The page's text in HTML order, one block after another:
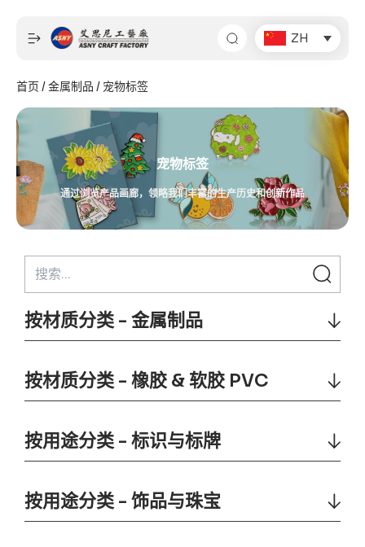
ZH
首页 /金属制品 / 宠物标签
宠物标签
通过浏览产品画廊，领略我们丰富的生产历史和创新作品
按材质分类 - 金属制品
按材质分类 - 橡胶 & 软胶 PVC
按用途分类 - 标识与标牌
按用途分类 - 饰品与珠宝